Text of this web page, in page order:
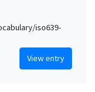
iso639-
View entry